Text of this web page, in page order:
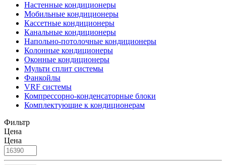
Настенные кондиционеры
Мобильные кондиционеры
Кассетные кондиционеры
Канальные кондиционеры
Напольно-потолочные кондиционеры
Колонные кондиционеры
Оконные кондиционеры
Мульти сплит системы
Фанкойлы
VRF системы
Компрессорно-конденсаторные блоки
Комплектующие к кондиционерам
Фильтр
Цена
Цена